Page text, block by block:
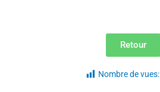
Retour
Nombre de vues: